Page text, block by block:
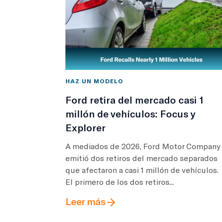
HAZ UN MODELO
Ford retira del mercado casi 1
millón de vehículos: Focus y
Explorer
A mediados de 2026, Ford Motor Company
emitió dos retiros del mercado separados
que afectaron a casi 1 millón de vehículos.
El primero de los dos retiros...
Leer más